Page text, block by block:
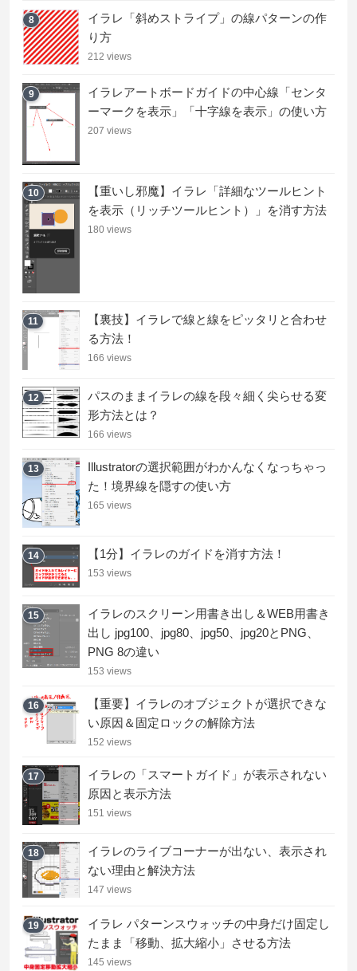
8
イラレ「斜めストライプ」の線パターンの作
り方
212 views
9
イラレアートボードガイドの中心線「センタ
ーマークを表示」「十字線を表示」の使い方
207 views
10
【重いし邪魔】イラレ「詳細なツールヒント
を表示（リッチツールヒント）」を消す方法
180 views
11
【裏技】イラレで線と線をピッタリと合わせ
る方法！
166 views
12
パスのままイラレの線を段々細く尖らせる変
形方法とは？
166 views
13
Illustratorの選択範囲がわかんなくなっちゃっ
た！境界線を隠すの使い方
165 views
14 【1分】イラレのガイドを消す方法！
153 views
15
イラレのスクリーン用書き出し＆WEB用書き
出し jpg100、jpg80、jpg50、jpg20とPNG、
PNG 8の違い
153 views
16
【重要】イラレのオブジェクトが選択できな
い原因＆固定ロックの解除方法
152 views
17
イラレの「スマートガイド」が表示されない
原因と表示方法
151 views
18
イラレのライブコーナーが出ない、表示され
ない理由と解決方法
147 views
19
イラレ パターンスウォッチの中身だけ固定し
たまま「移動、拡大縮小」させる方法
145 views